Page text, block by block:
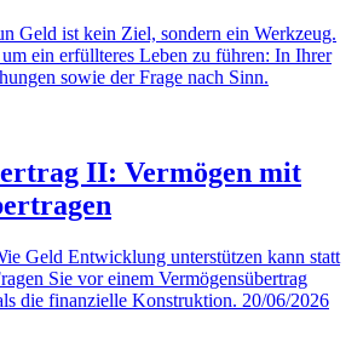
Geld ist kein Ziel, sondern ein Werkzeug.
ein erfüllteres Leben zu führen: In Ihrer
sowie der Frage nach Sinn.
II: Vermögen mit
Geld Entwicklung unterstützen kann statt
Sie vor einem Vermögensübertrag
die finanzielle Konstruktion. 20/06/2026